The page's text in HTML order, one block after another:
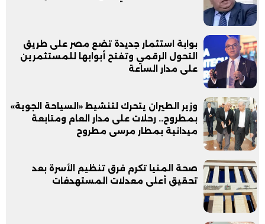
بوابة استثمار جديدة تضع مصر على طريق
التحول الرقمي وتفتح أبوابها للمستثمرين
على مدار الساعة
وزير الطيران يتحرك لتنشيط «السياحة الجوية»
بمطروح.. رحلات على مدار العام ومتابعة
ميدانية بمطار مرسى مطروح
صحة المنيا تكرم فرق تنظيم الأسرة بعد
تحقيق أعلى معدلات المستهدفات